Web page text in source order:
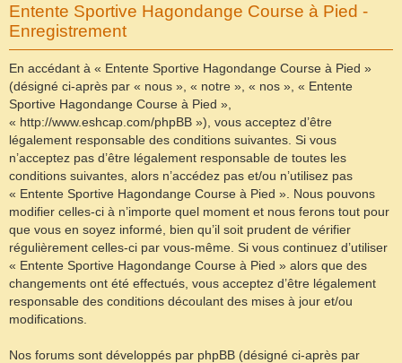
Entente Sportive Hagondange Course à Pied -
Enregistrement
En accédant à « Entente Sportive Hagondange Course à Pied »
(désigné ci-après par « nous », « notre », « nos », « Entente
Sportive Hagondange Course à Pied »,
« http://www.eshcap.com/phpBB »), vous acceptez d’être
légalement responsable des conditions suivantes. Si vous
n’acceptez pas d’être légalement responsable de toutes les
conditions suivantes, alors n’accédez pas et/ou n’utilisez pas
« Entente Sportive Hagondange Course à Pied ». Nous pouvons
modifier celles-ci à n’importe quel moment et nous ferons tout pour
que vous en soyez informé, bien qu’il soit prudent de vérifier
régulièrement celles-ci par vous-même. Si vous continuez d’utiliser
« Entente Sportive Hagondange Course à Pied » alors que des
changements ont été effectués, vous acceptez d’être légalement
responsable des conditions découlant des mises à jour et/ou
modifications.
Nos forums sont développés par phpBB (désigné ci-après par